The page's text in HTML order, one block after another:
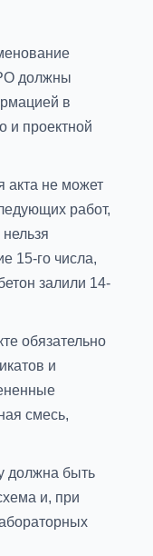
должны
в
и проектной
акта не может
работ,
15-го числа,
залили 14-
обязательно
и
смесь,
должна быть
и, при